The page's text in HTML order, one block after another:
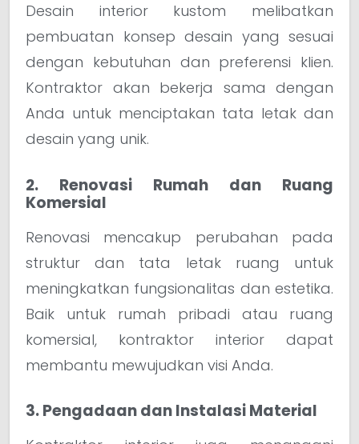
Desain interior kustom melibatkan
pembuatan konsep desain yang sesuai
dengan kebutuhan dan preferensi klien.
Kontraktor akan bekerja sama dengan
Anda untuk menciptakan tata letak dan
desain yang unik.
2. Renovasi Rumah dan Ruang
Komersial
Renovasi mencakup perubahan pada
struktur dan tata letak ruang untuk
meningkatkan fungsionalitas dan estetika.
Baik untuk rumah pribadi atau ruang
komersial, kontraktor interior dapat
membantu mewujudkan visi Anda.
3. Pengadaan dan Instalasi Material